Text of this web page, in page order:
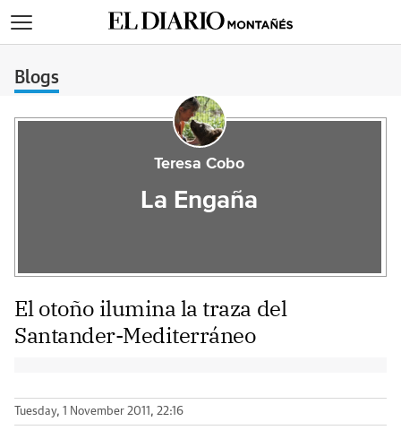
Blogs
Teresa Cobo
La Engaña
El otoño ilumina la traza del
Santander-Mediterráneo
Tuesday, 1 November 2011, 22:16